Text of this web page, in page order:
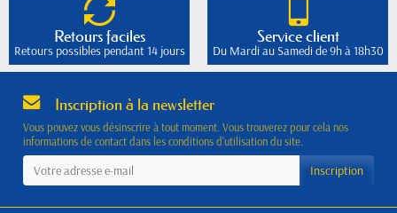
Retours faciles
Retours possibles pendant 14 jours
Service client
Du Mardi au Samedi de 9h à 18h30
Inscription à la newsletter
Vous pouvez vous désinscrire à tout moment. Vous trouverez pour cela nos
informations de contact dans les conditions d'utilisation du site.